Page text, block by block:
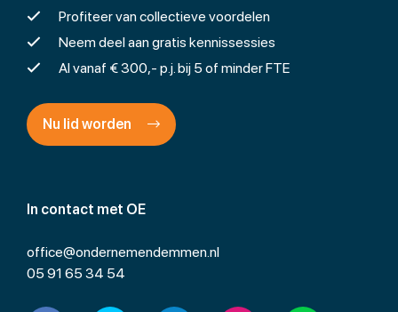
In contact met OE
office@ondernemendemmen.nl
05 91 65 34 54
Profiteer van collectieve voordelen
Neem deel aan gratis kennissessies
Al vanaf € 300,- p.j. bij 5 of minder FTE
Nu lid worden